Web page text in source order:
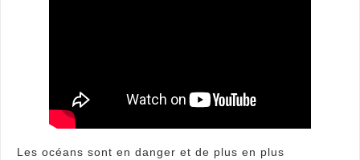
Les océans sont en danger et de plus en plus